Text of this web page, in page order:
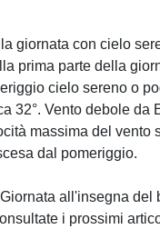
giornata con cielo
prima parte della
cielo sereno o
32°. Vento debole da
massima del vento
dal pomeriggio.
Giornata all'insegna del
i prossimi